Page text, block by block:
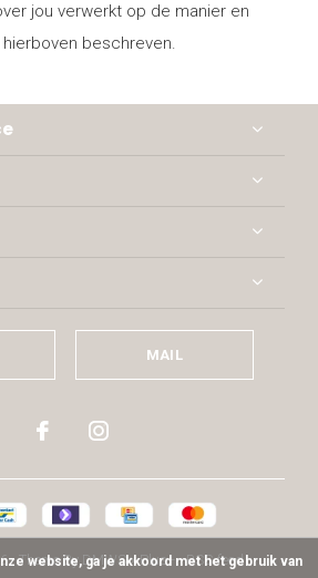
jou verwerkt op de manier en
beschreven.
MAIL
- Theme ByDMWSxPlus+ -RSS-feed
website, ga je akkoord met het gebruik van